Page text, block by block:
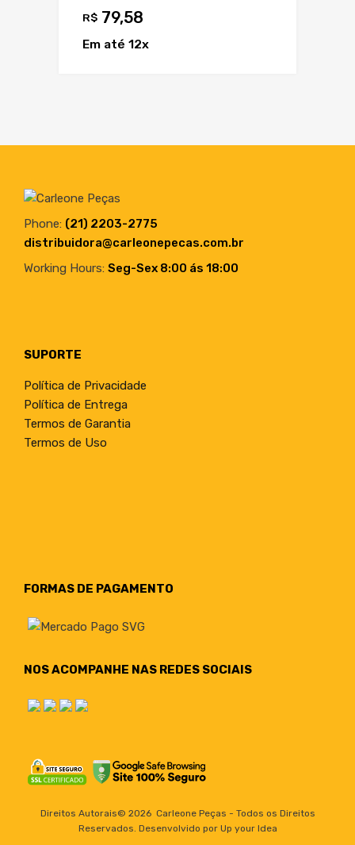
R$ 79,58
Em até 12x
Phone: (21) 2203-2775
distribuidora@carleonepecas.com.br
Working Hours: Seg-Sex 8:00 ás 18:00
SUPORTE
Política de Privacidade
Política de Entrega
Termos de Garantia
Termos de Uso
FORMAS DE PAGAMENTO
NOS ACOMPANHE NAS REDES SOCIAIS
Direitos Autorais© 2026 Carleone Peças - Todos os Direitos
Reservados. Desenvolvido por Up your Idea